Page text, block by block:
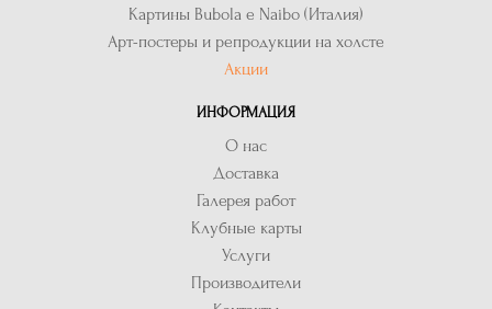
Картины Bubola e Naibo (Италия)
Арт-постеры и репродукции на холсте
Акции
ИНФОРМАЦИЯ
О нас
Доставка
Галерея работ
Клубные карты
Услуги
Производители